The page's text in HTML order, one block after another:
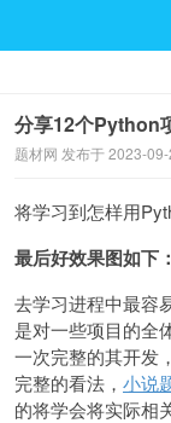
分享12个Python
题材网 发布于 2023-
将学习到怎样用
最后好效果图如下：
去学习进程中最容
是对一些项目的全
一次完整的其开发
完整的看法， 小说
的将学会将实际相